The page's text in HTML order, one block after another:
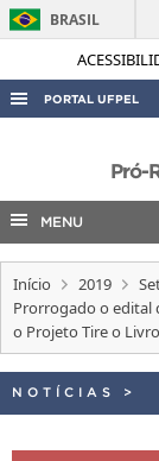
BRASIL
PORTAL UFPEL
AUDITORIA
COBALTO
CONCURSOS
EDITAIS
INTERNACIONAL
Pró-
MENU
Início 2019
Prorrogado o edital
o Projeto Tire o
NOTÍCIAS >